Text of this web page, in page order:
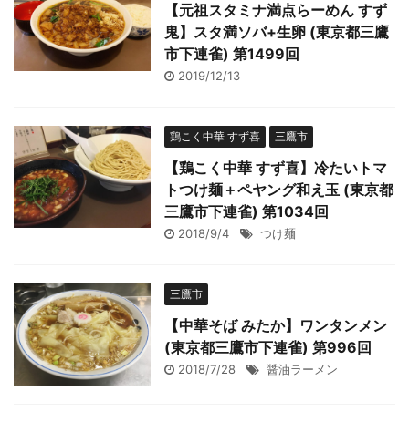
【元祖スタミナ満点らーめん すず
鬼】スタ満ソバ+生卵 (東京都三鷹
市下連雀) 第1499回
2019/12/13
鶏こく中華 すず喜 三鷹市
【鶏こく中華 すず喜】冷たいトマ
トつけ麺＋ペヤング和え玉 (東京都
三鷹市下連雀) 第1034回
2018/9/4 つけ麺
三鷹市
【中華そば みたか】ワンタンメン
(東京都三鷹市下連雀) 第996回
2018/7/28 醤油ラーメン